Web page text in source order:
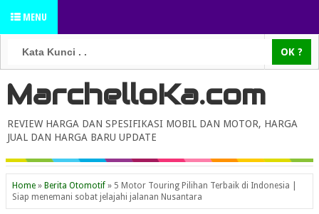
MENU
MarchelloKa.com
REVIEW HARGA DAN SPESIFIKASI MOBIL DAN MOTOR, HARGA
JUAL DAN HARGA BARU UPDATE
Home » Berita Otomotif » 5 Motor Touring Pilihan Terbaik di Indonesia |
Siap menemani sobat jelajahi jalanan Nusantara